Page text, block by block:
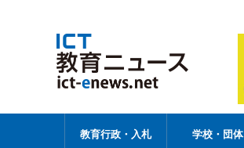
教育行政・入札 学校・団体